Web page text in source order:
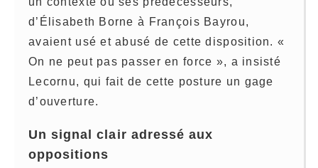
d’Élisabeth Borne à François Bayrou,
avaient usé et abusé de cette disposition. «
On ne peut pas passer en force », a insisté
Lecornu, qui fait de cette posture un gage
d’ouverture.
Un signal clair adressé aux
oppositions